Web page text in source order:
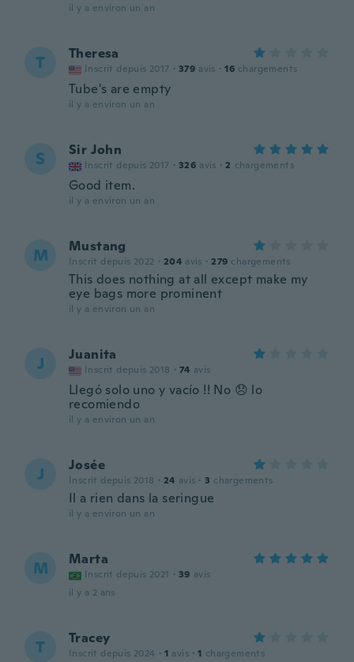
il y a environ un an
T Theresa
Inscrit depuis 2017 · 379 avis · 16 chargements
Tube's are empty
il y a environ un an
S Sir John
Inscrit depuis 2017 · 326 avis · 2 chargements
Good item.
il y a environ un an
M Mustang
Inscrit depuis 2022 · 204 avis · 279 chargements
This does nothing at all except make my
eye bags more prominent
il y a environ un an
J Juanita
Inscrit depuis 2018 · 74 avis
Llegó solo uno y vacío !! No 😞 lo
recomiendo
il y a environ un an
J Josée
Inscrit depuis 2018 · 24 avis · 3 chargements
Il a rien dans la seringue
il y a environ un an
M Marta
Inscrit depuis 2021 · 39 avis
il y a 2 ans
T Tracey
Inscrit depuis 2024 · 1 avis · 1 chargements